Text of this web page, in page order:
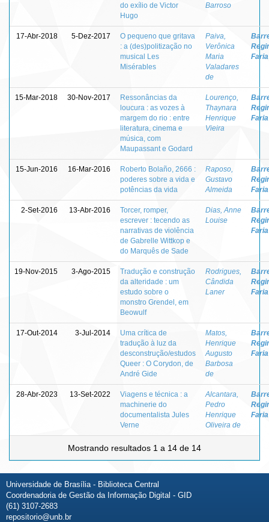
do exílio de Victor
Hugo
Barroso
17-Abr-2018 5-Dez-2017
O pequeno que gritava
: a (des)politização no
musical Les
Misérables
Paiva,
Verônica
Maria
Valadares
de
Faria
15-Mar-2018 30-Nov-2017
Ressonâncias da
loucura : as vozes à
margem do rio : entre
literatura, cinema e
música, com
Maupassant e Godard
Lourenço,
Thaynara
Henrique
Vieira
Faria
15-Jun-2016 16-Mar-2016
Roberto Bolaño, 2666 :
poderes sobre a vida e
potências da vida
Raposo,
Gustavo
Almeida
Faria
2-Set-2016 13-Abr-2016
Torcer, romper,
escrever : tecendo as
narrativas de violência
de Gabrelle Wittkop e
do Marquês de Sade
Dias, Anne
Louise
Faria
19-Nov-2015 3-Ago-2015
Tradução e construção
da alteridade : um
estudo sobre o
monstro Grendel, em
Beowulf
Rodrigues,
Cândida
Laner
Faria
17-Out-2014 3-Jul-2014
Uma crítica de
tradução à luz da
desconstrução/estudos
Queer : O Corydon, de
André Gide
Matos,
Henrique
Augusto
Barbosa
de
Faria
28-Abr-2023 13-Set-2022
Viagens e técnica : a
machinerie do
documentalista Jules
Verne
Alcantara,
Pedro
Henrique
Oliveira de
Faria
Mostrando resultados 1 a 14 de 14
Universidade de Brasília - Biblioteca Central
Coordenadoria de Gestão da Informação Digital - GID
(61) 3107-2683
repositorio@unb.br